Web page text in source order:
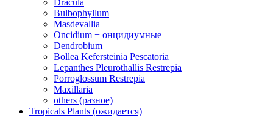
Dracula
Bulbophyllum
Masdevallia
Oncidium + онцидиумные
Dendrobium
Bollea Kefersteinia Pescatoria
Lepanthes Pleurothallis Restrepia
Porroglossum Restrepia
Maxillaria
others (разное)
Tropicals Plants (ожидается)